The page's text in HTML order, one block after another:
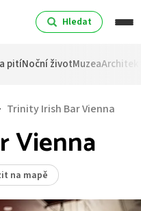
Hledat
pitíNoční životMuzea
Trinity Irish Bar Vienna
Vienna
na mapě